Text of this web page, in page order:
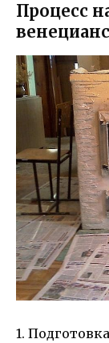
Процесс
1.